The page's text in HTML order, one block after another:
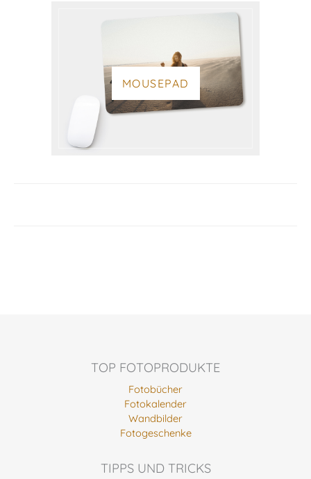
MOUSEPAD
TOP FOTOPRODUKTE
Fotobücher
Fotokalender
Wandbilder
Fotogeschenke
TIPPS UND TRICKS